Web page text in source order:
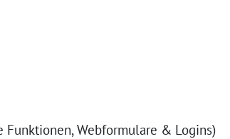
Webformulare & Logins)